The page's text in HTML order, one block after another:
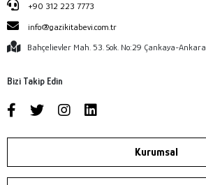
+90 312 223 7773
info@gazikitabevi.com.tr
Bahçelievler Mah. 53. Sok. No:29 Çankaya-Ankara
Bizi Takip Edin
Kurumsal